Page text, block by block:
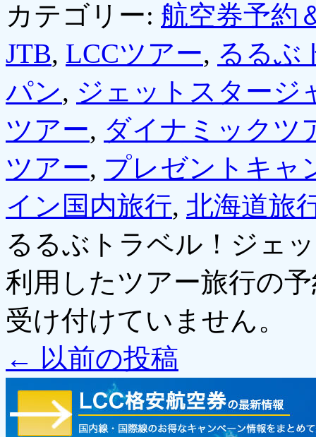
カテゴリー: 航空券予約
JTB, LCCツアー, るるぶ
パン, ジェットスタージ
ツアー, ダイナミックツ
ツアー, プレゼントキャ
イン国内旅行, 北海道旅
るるぶトラベル！ジェ
利用したツアー旅行の
受け付けていません。
← 以前の投稿